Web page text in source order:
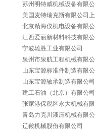
苏州明特威机械设备有限
美国麦特瑞克斯有限公司
北京精海仪机电设备有限
江西爱丽新材料科技有限
宁波雄胜工业有限公司
泉州市泉航工程机械有限
山东宝源标准件制造有限
山东宝源轴承制造有限公司
建工石油（北京）有限公司
张家港保税区永大机械有
青岛力克川液压机械有限
辽鞍机械股份有限公司